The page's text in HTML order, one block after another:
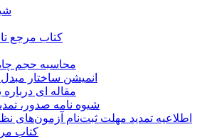
کتاب مرجع
محاسبه حجم
انمیشن ساختار
مقاله ای
شیوه نامه صدور،
اطلاعیه تمدید مهلت ثبت‌نام آزمون‌های
کتاب